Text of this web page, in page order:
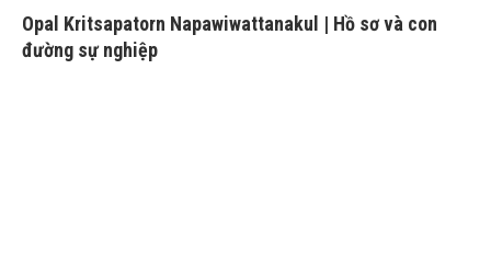
Opal Kritsapatorn Napawiwattanakul | Hồ sơ và con
đường sự nghiệp